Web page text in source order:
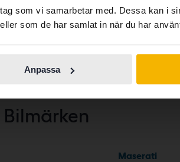
som vi samarbetar med. Dessa kan i
som de har samlat in när du har
Anpassa
Bilmärken
Maserati
in